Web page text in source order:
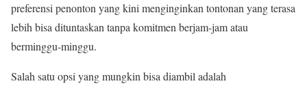
preferensi penonton yang kini menginginkan tontonan yang terasa
lebih bisa dituntaskan tanpa komitmen berjam-jam atau
berminggu-minggu.
Salah satu opsi yang mungkin bisa diambil adalah